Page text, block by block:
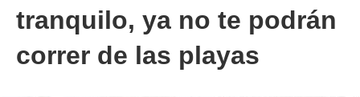
tranquilo, ya no te podrán
correr de las playas